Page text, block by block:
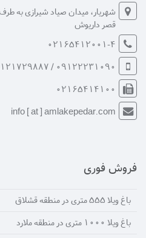
قصر داریوش
02165412001-4
09122231090 / 09121729887
02165414100
info [ at ] amlakepedar.com
فروش فوری
باغ ویلا 555 متری در منطقه قشلاق
باغ ویلا 1000 متری در منطقه ملارد